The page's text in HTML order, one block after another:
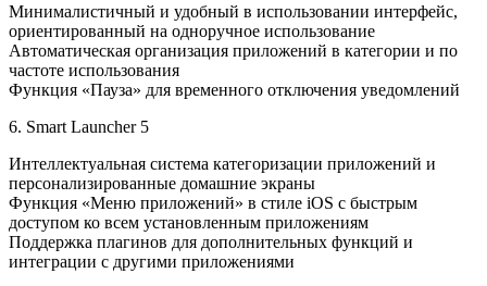
Минималистичный и удобный в использовании интерфейс,
ориентированный на одноручное использование
Автоматическая организация приложений в категории и по
частоте использования
Функция «Пауза» для временного отключения уведомлений
6. Smart Launcher 5
Интеллектуальная система категоризации приложений и
персонализированные домашние экраны
Функция «Меню приложений» в стиле iOS с быстрым
доступом ко всем установленным приложениям
Поддержка плагинов для дополнительных функций и
интеграции с другими приложениями